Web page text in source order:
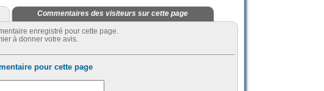
Commentaires des visiteurs sur cette page
enregistré pour cette page.
à donner votre avis.
pour cette page